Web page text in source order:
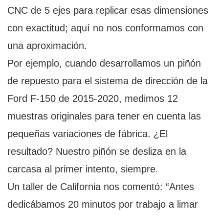
CNC de 5 ejes para replicar esas dimensiones
con exactitud; aquí no nos conformamos con
una aproximación.
Por ejemplo, cuando desarrollamos un piñón
de repuesto para el sistema de dirección de la
Ford F-150 de 2015-2020, medimos 12
muestras originales para tener en cuenta las
pequeñas variaciones de fábrica. ¿El
resultado? Nuestro piñón se desliza en la
carcasa al primer intento, siempre.
Un taller de California nos comentó: “Antes
dedicábamos 20 minutos por trabajo a limar